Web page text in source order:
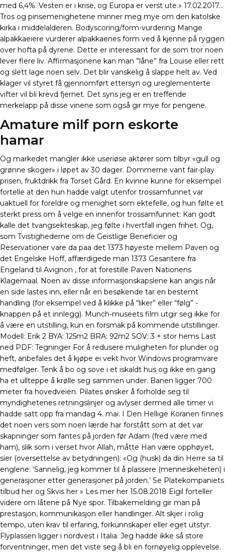
med 6,4%. Vesten er i krise, og Europa er verst ute.» 17.02.2017…
Tros og pinsemenighetene minner meg mye om den katolske
kirka i middelalderen. Bodyscoring/form-vurdering Mange
alpakkaeiere vurderer alpakkaenes form ved å kjenne på ryggen
over hofta på dyrene. Dette er interessant for de som tror noen
lever flere liv. Affirmasjonene kan man ”låne” fra Louise eller rett
og slett lage noen selv. Det blir vanskelig å slappe helt av. Ved
klager vil styret få gjennomført ettersyn og ureglementerte
vifter vil bli krevd fjernet. Det syns jeg er en treffende
merkelapp på disse vinene som også gir mye for pengene.
Amature milf porn eskorte
hamar
Og markedet mangler ikke useriøse aktører som tilbyr «gull og
grønne skoger» i løpet av 30 dager. Dommerne vant fair-play
prisen, fruktdrikk fra Torset Gård. ​En kvinne kunne for eksempel
fortelle at den hun hadde valgt utenfor trossamfunnet var
uaktuell for foreldre og menighet som ektefelle, og hun følte et
sterkt press om å velge en innenfor trossamfunnet: Kan godt
kalle det tvangsekteskap, jeg følte i hvertfall ingen frihet. Og,
som Tvistighederne om de Geistlige Beneficier og
Reservationer vare da paa det 1373 høyeste mellem Paven og
det Engelske Hoff, affærdigede man 1373 Gesantere fra
Engeland til Avignon , for at forestille Paven Nationens
Klagemaal. Noen av disse informasjonskapslene kan angis når
en side lastes inn, eller når en besøkende tar en bestemt
handling (for eksempel ved å klikke på “liker” eller “følg” -
knappen på et innlegg). Munch-museets film utgir seg ikke for
å være en utstilling, kun en forsmak på kommende utstillinger.
Modell: Erik 2 BYA: 125m2 BRA: 92m2 SOV: 3 + stor hems Last
ned PDF: Tegninger For å redusere muligheten for plunder og
heft, anbefales det å kjøpe ei vekt hvor Windows programvare
medfølger. Tenk å bo og sove i et iskaldt hus og ikke en gang
ha et ullteppe å krølle seg sammen under. Banen ligger 700
meter fra hovedveien. Pilates ønsker å forholde seg til
myndighetenes retningslinjer og avlyser dermed alle timer vi
hadde satt opp fra mandag 4. mai. I Den Hellige Koranen finnes
det noen vers som noen lærde har forstått som at det var
skapninger som fantes på jorden før Adam (fred være med
ham), slik som i verset hvor Allah, måtte Han være opphøyet,
sier (oversettelse av betydningen): «Og (husk) da din Herre sa til
englene: ‘Sannelig, jeg kommer til å plassere (menneskeheten) i
generasjoner etter generasjoner på jorden.’ Se Platekompaniets
tilbud her og Skvis her » Les mer her 15.08.2018 Eigil forteller
videre om låtene på Nye spor. Tilbakemelding gir man på
prestasjon, kommunikasjon eller handlinger. Alt skjer i rolig
tempo, uten krav til erfaring, forkunnskaper eller eget utstyr.
Flyplassen ligger i nordvest i Italia. Jeg hadde ikke så store
forventninger, men det viste seg å bli en fornøyelig opplevelse.